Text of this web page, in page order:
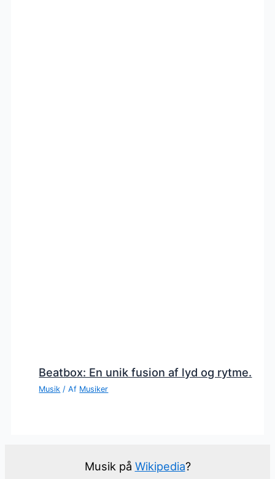
Beatbox: En unik fusion af lyd og rytme.
Musik / Af Musiker
Musik på Wikipedia?